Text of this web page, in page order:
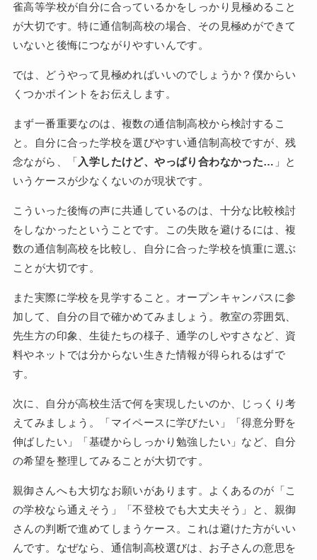
雀高等学校が自分に合っているかをしっかり見極めること
が大切です。特に通信制高校の場合、その見極めができて
いないと後悔につながりやすいんです。
では、どうやって見極めればいいのでしょうか？僕からい
くつかポイントをお伝えします。
まず一番重要なのは、複数の通信制高校から検討するこ
と。自分に合った学校を選びやすい通信制高校ですが、残
念ながら、「 入学したけど、やっぱり合わなかった… 」と
いうケースが少なくないのが現状です。
こういった後悔の声に共通しているのは、十分な比較検討
をしなかったということです。この失敗を避けるには、複
数の通信制高校を比較し、自分に合った学校を慎重に選ぶ
ことが大切です。
また実際に学校を見学すること。オープンキャンパスに参
加して、自分の目で確かめてみましょう。教室の雰囲気、
先生方の印象、生徒たちの様子、通学のしやすさなど、資
料やネットでは分からない生きた情報が得られるはずで
す。
次に、自分が高校生活で何を実現したいのか、じっくり考
えてみましょう。「マイペースに学びたい」「得意分野を
伸ばしたい」「基礎からしっかり勉強したい」など、自分
の希望を整理してみることが大切です。
親御さんへも大切なお願いがあります。よくあるのが「こ
の学校なら通えそう」「不登校でも大丈夫そう」と、親御
さんの判断で進めてしまうケース。これは避けた方がいい
んです。なぜなら、通信制高校選びは、お子さんの意思を